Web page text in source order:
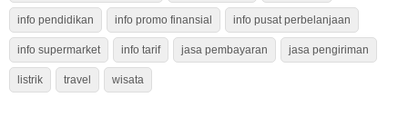
info pendidikan info promo finansial info pusat perbelanjaan
info supermarket info tarif jasa pembayaran jasa pengiriman
listrik travel wisata